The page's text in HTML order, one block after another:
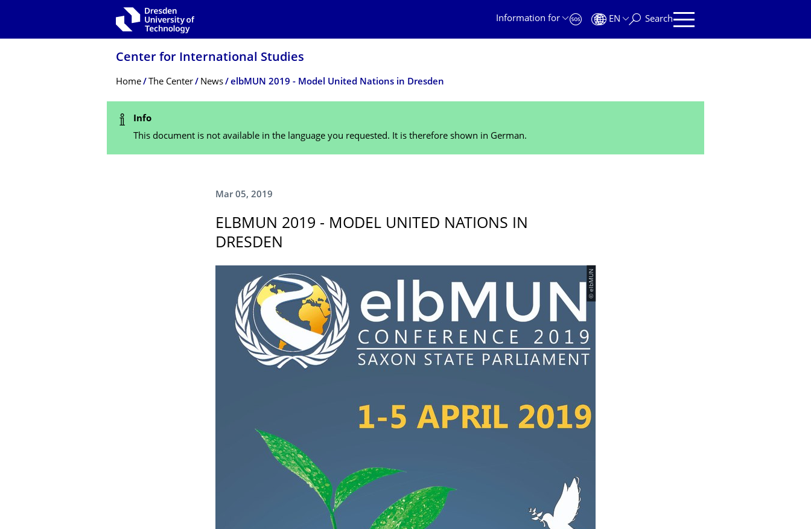
Information for
EN Search
Center for International Studies
Breadcrumb Menu
Home The Center News elbMUN 2019 - Model United Nations in Dresden
Status Message
Info
This document is not available in the language you requested. It is therefore shown in German.
Mar 05, 2019
ELBMUN 2019 - MODEL UNITED NATIONS IN
DRESDEN
© elbMUN